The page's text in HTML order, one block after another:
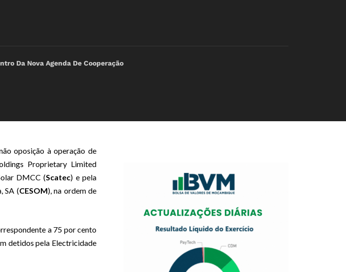
Da Nova Agenda De Cooperação
oposição à operação de
Proprietary Limited
DMCC (Scatec) e pela
SA (CESOM), na ordem de
a 75 por cento
detidos pela Electricidade